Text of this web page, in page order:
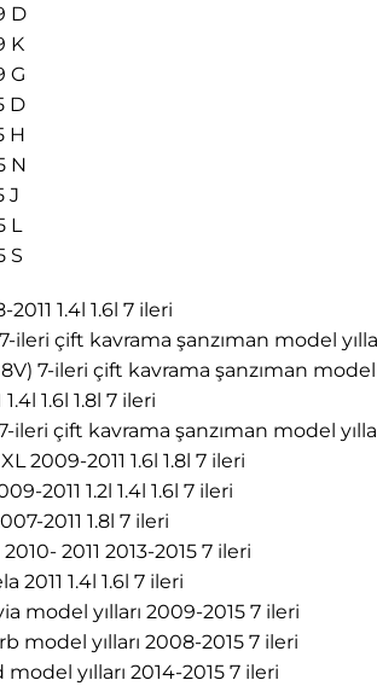
D
K
G
D
H
N
J
L
S
1.4l 1.6l 7 ileri
ileri çift kavrama şanzıman model
7-ileri çift kavrama şanzıman model
1.6l 1.8l 7 ileri
ileri çift kavrama şanzıman model
2009-2011 1.6l 1.8l 7 ileri
2011 1.2l 1.4l 1.6l 7 ileri
2011 1.8l 7 ileri
2011 2013-2015 7 ileri
2011 1.4l 1.6l 7 ileri
model yılları 2009-2015 7 ileri
model yılları 2008-2015 7 ileri
yılları 2014-2015 7 ileri